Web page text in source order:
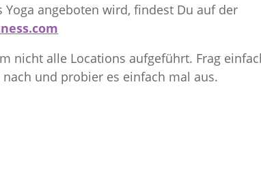
angeboten wird, findest Du auf der
nicht alle Locations aufgeführt. Frag
und probier es einfach mal aus.